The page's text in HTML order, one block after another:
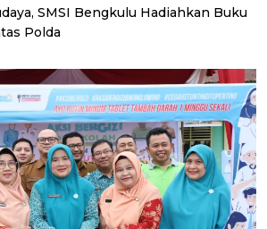
SMSI Bengkulu Hadiahkan Buku
Polda